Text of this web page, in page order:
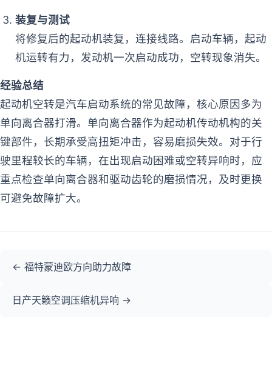
装复与测试
将修复后的起动机装复，连接线路。启动车辆，起动
机运转有力，发动机一次启动成功，空转现象消失。
经验总结
起动机空转是汽车启动系统的常见故障，核心原因多为
单向离合器打滑。单向离合器作为起动机传动机构的关
键部件，长期承受高扭矩冲击，容易磨损失效。对于行
驶里程较长的车辆，在出现启动困难或空转异响时，应
重点检查单向离合器和驱动齿轮的磨损情况，及时更换
可避免故障扩大。
福特蒙迪欧方向助力故障
日产天籁空调压缩机异响